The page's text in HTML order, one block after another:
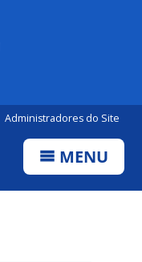
Administradores do Site
MENU